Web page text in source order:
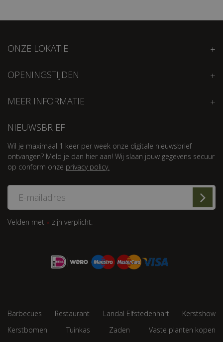
ONZE LOKATIE
OPENINGSTIJDEN
MEER INFORMATIE
NIEUWSBRIEF
Wil je maximaal 1 keer per week onze digitale nieuwsbrief
ontvangen? Meld je dan hier aan! Wij slaan jouw gegevens secuur
op conform onze privacy policy.
Velden met * zijn verplicht.
Barbecues Restaurant Landal Elfstedenhart
Kerstshow
Kerstbomen
Tuinkas Zaden
Vaste planten kopen